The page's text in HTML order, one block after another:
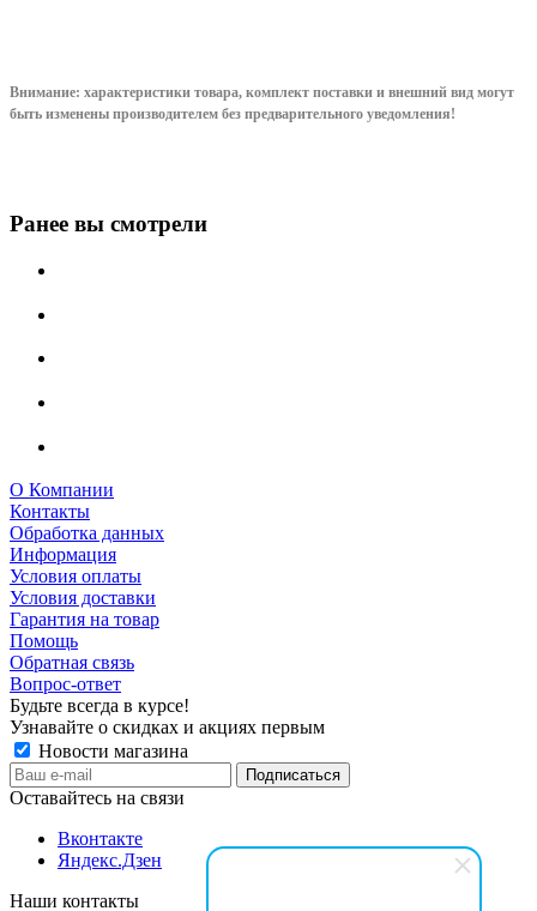
Внимание: характеристики товара, комплект поставки и внешний вид могут
быть изменены производителем без предварительного уведомления!
Ранее вы смотрели
О Компании
Контакты
Обработка данных
Информация
Условия оплаты
Условия доставки
Гарантия на товар
Помощь
Обратная связь
Вопрос-ответ
Будьте всегда в курсе!
Узнавайте о скидках и акциях первым
Новости магазина
Оставайтесь на связи
Вконтакте
Яндекс.Дзен
Наши контакты